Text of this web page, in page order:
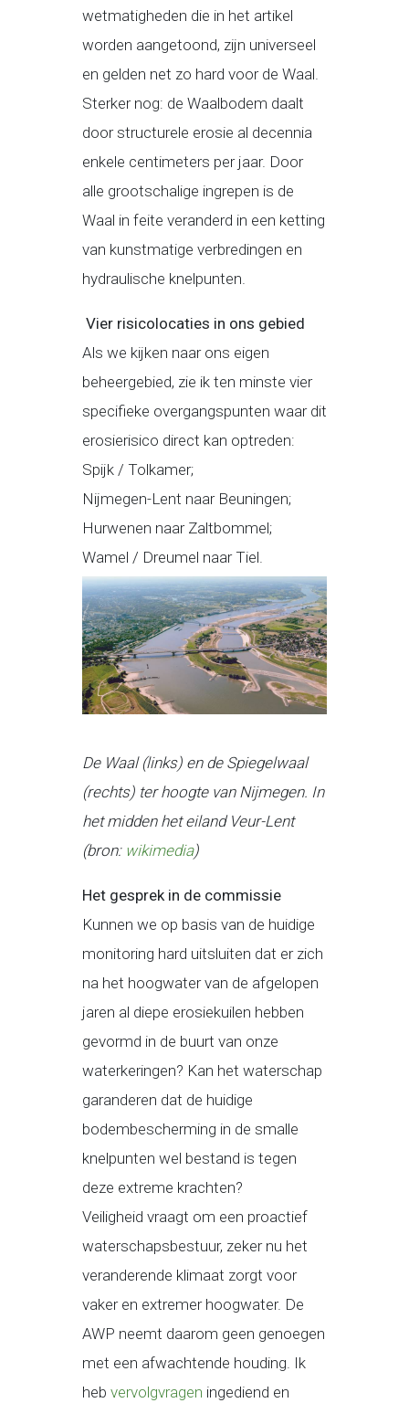
wetmatigheden die in het artikel
worden aangetoond, zijn universeel
en gelden net zo hard voor de Waal.
Sterker nog: de Waalbodem daalt
door structurele erosie al decennia
enkele centimeters per jaar. Door
alle grootschalige ingrepen is de
Waal in feite veranderd in een ketting
van kunstmatige verbredingen en
hydraulische knelpunten.
Vier risicolocaties in ons gebied
Als we kijken naar ons eigen
beheergebied, zie ik ten minste vier
specifieke overgangspunten waar dit
erosierisico direct kan optreden:
Spijk / Tolkamer;
Nijmegen-Lent naar Beuningen;
Hurwenen naar Zaltbommel;
Wamel / Dreumel naar Tiel.
De Waal (links) en de Spiegelwaal
(rechts) ter hoogte van Nijmegen. In
het midden het eiland Veur-Lent
(bron: wikimedia)
Het gesprek in de commissie
Kunnen we op basis van de huidige
monitoring hard uitsluiten dat er zich
na het hoogwater van de afgelopen
jaren al diepe erosiekuilen hebben
gevormd in de buurt van onze
waterkeringen? Kan het waterschap
garanderen dat de huidige
bodembescherming in de smalle
knelpunten wel bestand is tegen
deze extreme krachten?
Veiligheid vraagt om een proactief
waterschapsbestuur, zeker nu het
veranderende klimaat zorgt voor
vaker en extremer hoogwater. De
AWP neemt daarom geen genoegen
met een afwachtende houding. Ik
heb vervolgvragen ingediend en